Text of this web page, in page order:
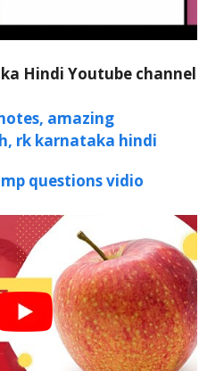
Hindi Youtube channel
amazing
rk karnataka hindi
questions vidio